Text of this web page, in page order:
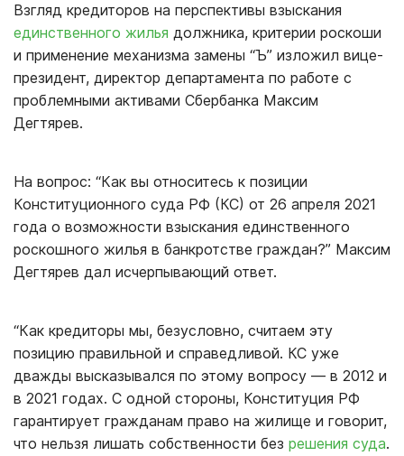
Взгляд кредиторов на перспективы взыскания
единственного жилья должника, критерии роскоши
и применение механизма замены “Ъ” изложил вице-
президент, директор департамента по работе с
проблемными активами Сбербанка Максим
Дегтярев.
На вопрос: “Как вы относитесь к позиции
Конституционного суда РФ (КС) от 26 апреля 2021
года о возможности взыскания единственного
роскошного жилья в банкротстве граждан?” Максим
Дегтярев дал исчерпывающий ответ.
“Как кредиторы мы, безусловно, считаем эту
позицию правильной и справедливой. КС уже
дважды высказывался по этому вопросу — в 2012 и
в 2021 годах. С одной стороны, Конституция РФ
гарантирует гражданам право на жилище и говорит,
что нельзя лишать собственности без решения суда.